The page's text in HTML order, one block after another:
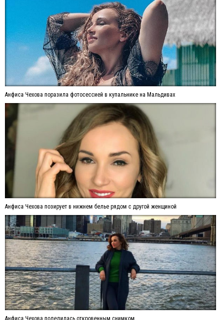
Анфиса Чехова поразила фотосессией в купальнике на Мальдивах
Анфиса Чехова позирует в нижнем белье рядом с другой женщиной
Анфиса Чехова поделилась откровенным снимком